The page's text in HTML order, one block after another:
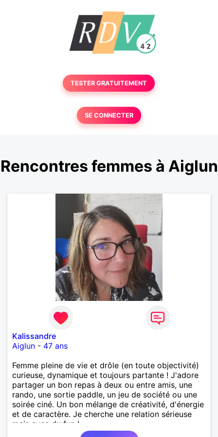
TESTER GRATUITEMENT
SE CONNECTER
Rencontres femmes à Aiglun
Kalissandre
Aiglun - 47 ans
Femme pleine de vie et drôle (en toute objectivité)
curieuse, dynamique et toujours partante ! J'adore
partager un bon repas à deux ou entre amis, une
rando, une sortie paddle, un jeu de société ou une
soirée ciné. Un bon mélange de créativité, d'énergie
et de caractère. Je cherche une relation sérieuse
mais avec du fun !